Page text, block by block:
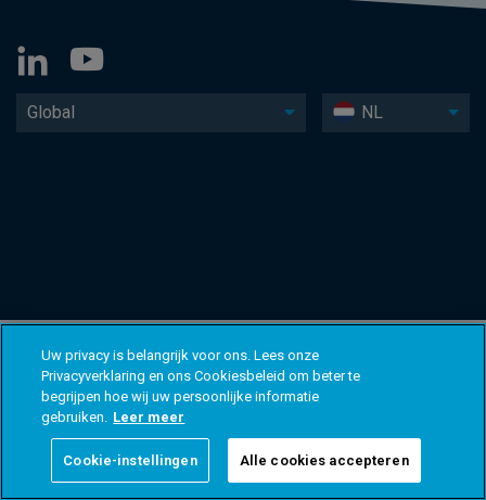
Global NL
Uw privacy is belangrijk voor ons. Lees onze
Privacyverklaring en ons Cookiesbeleid om beter te
begrijpen hoe wij uw persoonlijke informatie
gebruiken. Leer meer
Cookie-instellingen Alle cookies accepteren